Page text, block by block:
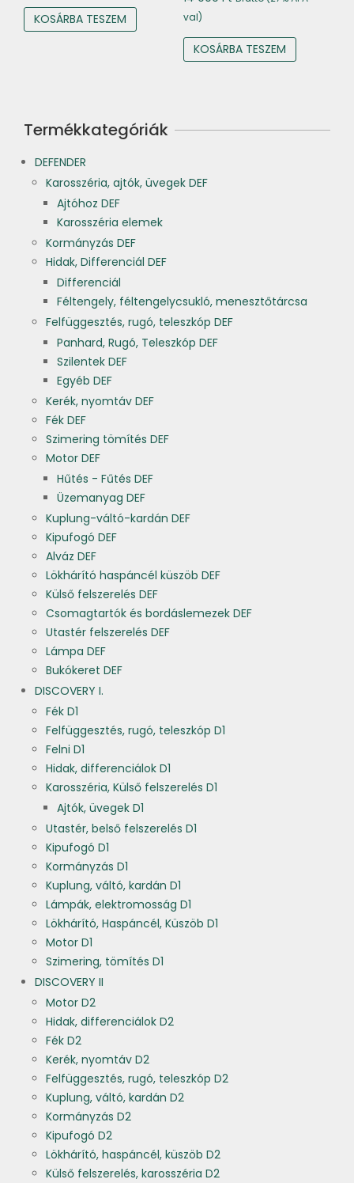
KOSÁRBA TESZEM
val)
KOSÁRBA TESZEM
Termékkategóriák
DEFENDER
Karosszéria, ajtók, üvegek DEF
Ajtóhoz DEF
Karosszéria elemek
Kormányzás DEF
Hidak, Differenciál DEF
Differenciál
Féltengely, féltengelycsukló, menesztőtárcsa
Felfüggesztés, rugó, teleszkóp DEF
Panhard, Rugó, Teleszkóp DEF
Szilentek DEF
Egyéb DEF
Kerék, nyomtáv DEF
Fék DEF
Szimering tömítés DEF
Motor DEF
Hűtés - Fűtés DEF
Üzemanyag DEF
Kuplung-váltó-kardán DEF
Kipufogó DEF
Alváz DEF
Lökhárító haspáncél küszöb DEF
Külső felszerelés DEF
Csomagtartók és bordáslemezek DEF
Utastér felszerelés DEF
Lámpa DEF
Bukókeret DEF
DISCOVERY I.
Fék D1
Felfüggesztés, rugó, teleszkóp D1
Felni D1
Hidak, differenciálok D1
Karosszéria, Külső felszerelés D1
Ajtók, üvegek D1
Utastér, belső felszerelés D1
Kipufogó D1
Kormányzás D1
Kuplung, váltó, kardán D1
Lámpák, elektromosság D1
Lökhárító, Haspáncél, Küszöb D1
Motor D1
Szimering, tömítés D1
DISCOVERY II
Motor D2
Hidak, differenciálok D2
Fék D2
Kerék, nyomtáv D2
Felfüggesztés, rugó, teleszkóp D2
Kuplung, váltó, kardán D2
Kormányzás D2
Kipufogó D2
Lökhárító, haspáncél, küszöb D2
Külső felszerelés, karosszéria D2